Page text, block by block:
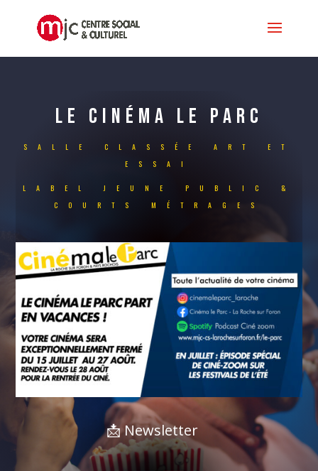
LE CINÉMA LE PARC
SALLE CLASSÉE ART ET
ESSAI
LABEL JEUNE PUBLIC &
COURTS MÉTRAGES
📩 Newsletter